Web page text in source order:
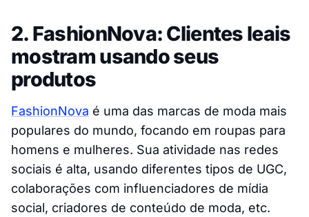
2. FashionNova: Clientes leais
mostram usando seus
produtos
FashionNova é uma das marcas de moda mais
populares do mundo, focando em roupas para
homens e mulheres. Sua atividade nas redes
sociais é alta, usando diferentes tipos de UGC,
colaborações com influenciadores de mídia
social, criadores de conteúdo de moda, etc.